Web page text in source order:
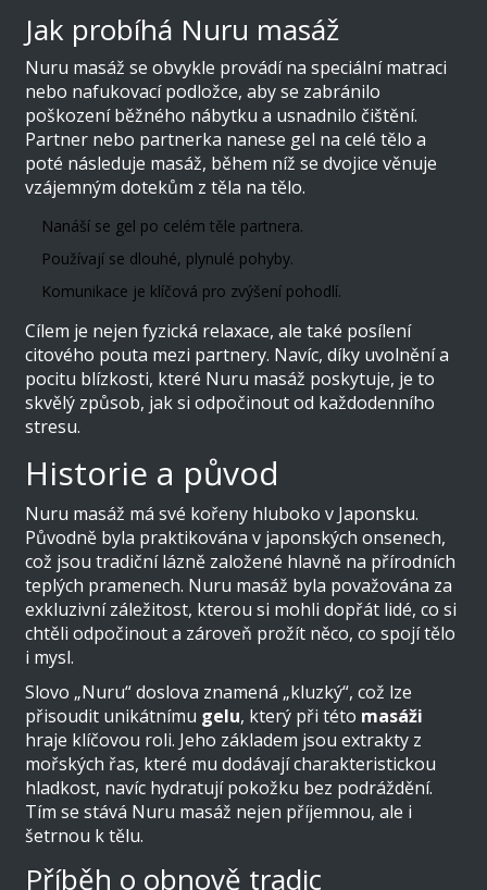
Jak probíhá Nuru masáž
Nuru masáž se obvykle provádí na speciální matraci
nebo nafukovací podložce, aby se zabránilo
poškození běžného nábytku a usnadnilo čištění.
Partner nebo partnerka nanese gel na celé tělo a
poté následuje masáž, během níž se dvojice věnuje
vzájemným dotekům z těla na tělo.
Nanáší se gel po celém těle partnera.
Používají se dlouhé, plynulé pohyby.
Komunikace je klíčová pro zvýšení pohodlí.
Cílem je nejen fyzická relaxace, ale také posílení
citového pouta mezi partnery. Navíc, díky uvolnění a
pocitu blízkosti, které Nuru masáž poskytuje, je to
skvělý způsob, jak si odpočinout od každodenního
stresu.
Historie a původ
Nuru masáž má své kořeny hluboko v Japonsku.
Původně byla praktikována v japonských onsenech,
což jsou tradiční lázně založené hlavně na přírodních
teplých pramenech. Nuru masáž byla považována za
exkluzivní záležitost, kterou si mohli dopřát lidé, co si
chtěli odpočinout a zároveň prožít něco, co spojí tělo
i mysl.
Slovo „Nuru“ doslova znamená „kluzký“, což lze
přisoudit unikátnímu gelu, který při této masáži
hraje klíčovou roli. Jeho základem jsou extrakty z
mořských řas, které mu dodávají charakteristickou
hladkost, navíc hydratují pokožku bez podráždění.
Tím se stává Nuru masáž nejen příjemnou, ale i
šetrnou k tělu.
Příběh o obnově tradic